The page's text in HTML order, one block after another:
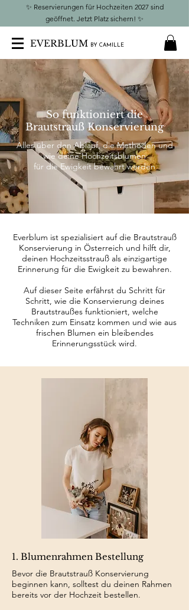
✨ Reservierungen für Hochzeiten 2027 sind
geöffnet. Jetzt Platz sichern! ✨
EVERBLUM BY CAMILLE
So funktioniert die
Brautstrauß Konservierung
Alles über den Ablauf, die Methoden und
wie deine Hochzeitsblumen
für die Ewigkeit bewahrt werden
Everblum ist spezialisiert auf die Brautstrauß
Konservierung in Österreich und hilft dir,
deinen Hochzeitsstrauß als einzigartige
Erinnerung für die Ewigkeit zu bewahren.
Auf dieser Seite erfährst du Schritt für
Schritt, wie die Konservierung deines
Brautstraußes funktioniert, welche
Techniken zum Einsatz kommen und wie aus
frischen Blumen ein bleibendes
Erinnerungsstück wird.
1. Blumenrahmen Bestellung
Bevor die Brautstrauß Konservierung
beginnen kann, solltest du deinen Rahmen
bereits vor der Hochzeit bestellen.